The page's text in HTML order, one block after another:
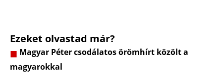
Ezeket olvastad már?
Magyar Péter csodálatos örömhírt közölt a
magyarokkal